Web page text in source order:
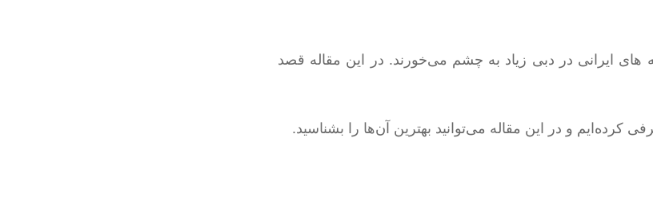
های ایرانی در دبی زیاد به چشم می‌خورند. در این مقاله قصد
کرده‌ایم و در این مقاله می‌توانید بهترین آن‌ها را بشناسید.